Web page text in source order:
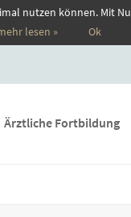
nutzen können. Mit
lesen »
Ok
Ärztliche Fortbildung